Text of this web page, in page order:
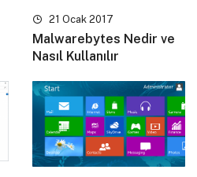
21 Ocak 2017
Malwarebytes Nedir ve
Nasıl Kullanılır